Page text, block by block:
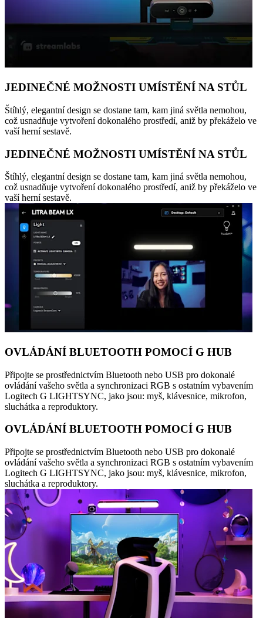
JEDINEČNÉ MOŽNOSTI UMÍSTĚNÍ NA STŮL
Štíhlý, elegantní design se dostane tam, kam jiná světla nemohou,
což usnadňuje vytvoření dokonalého prostředí, aniž by překáželo ve
vaší herní sestavě.
JEDINEČNÉ MOŽNOSTI UMÍSTĚNÍ NA STŮL
Štíhlý, elegantní design se dostane tam, kam jiná světla nemohou,
což usnadňuje vytvoření dokonalého prostředí, aniž by překáželo ve
vaší herní sestavě.
OVLÁDÁNÍ BLUETOOTH POMOCÍ G HUB
Připojte se prostřednictvím Bluetooth nebo USB pro dokonalé
ovládání vašeho světla a synchronizaci RGB s ostatním vybavením
Logitech G LIGHTSYNC, jako jsou: myš, klávesnice, mikrofon,
sluchátka a reproduktory.
OVLÁDÁNÍ BLUETOOTH POMOCÍ G HUB
Připojte se prostřednictvím Bluetooth nebo USB pro dokonalé
ovládání vašeho světla a synchronizaci RGB s ostatním vybavením
Logitech G LIGHTSYNC, jako jsou: myš, klávesnice, mikrofon,
sluchátka a reproduktory.